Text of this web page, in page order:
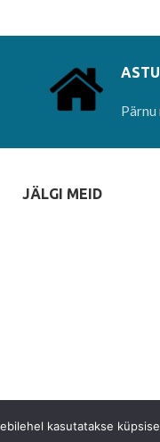
Pärnu
JÄLGI MEID
kasutatakse